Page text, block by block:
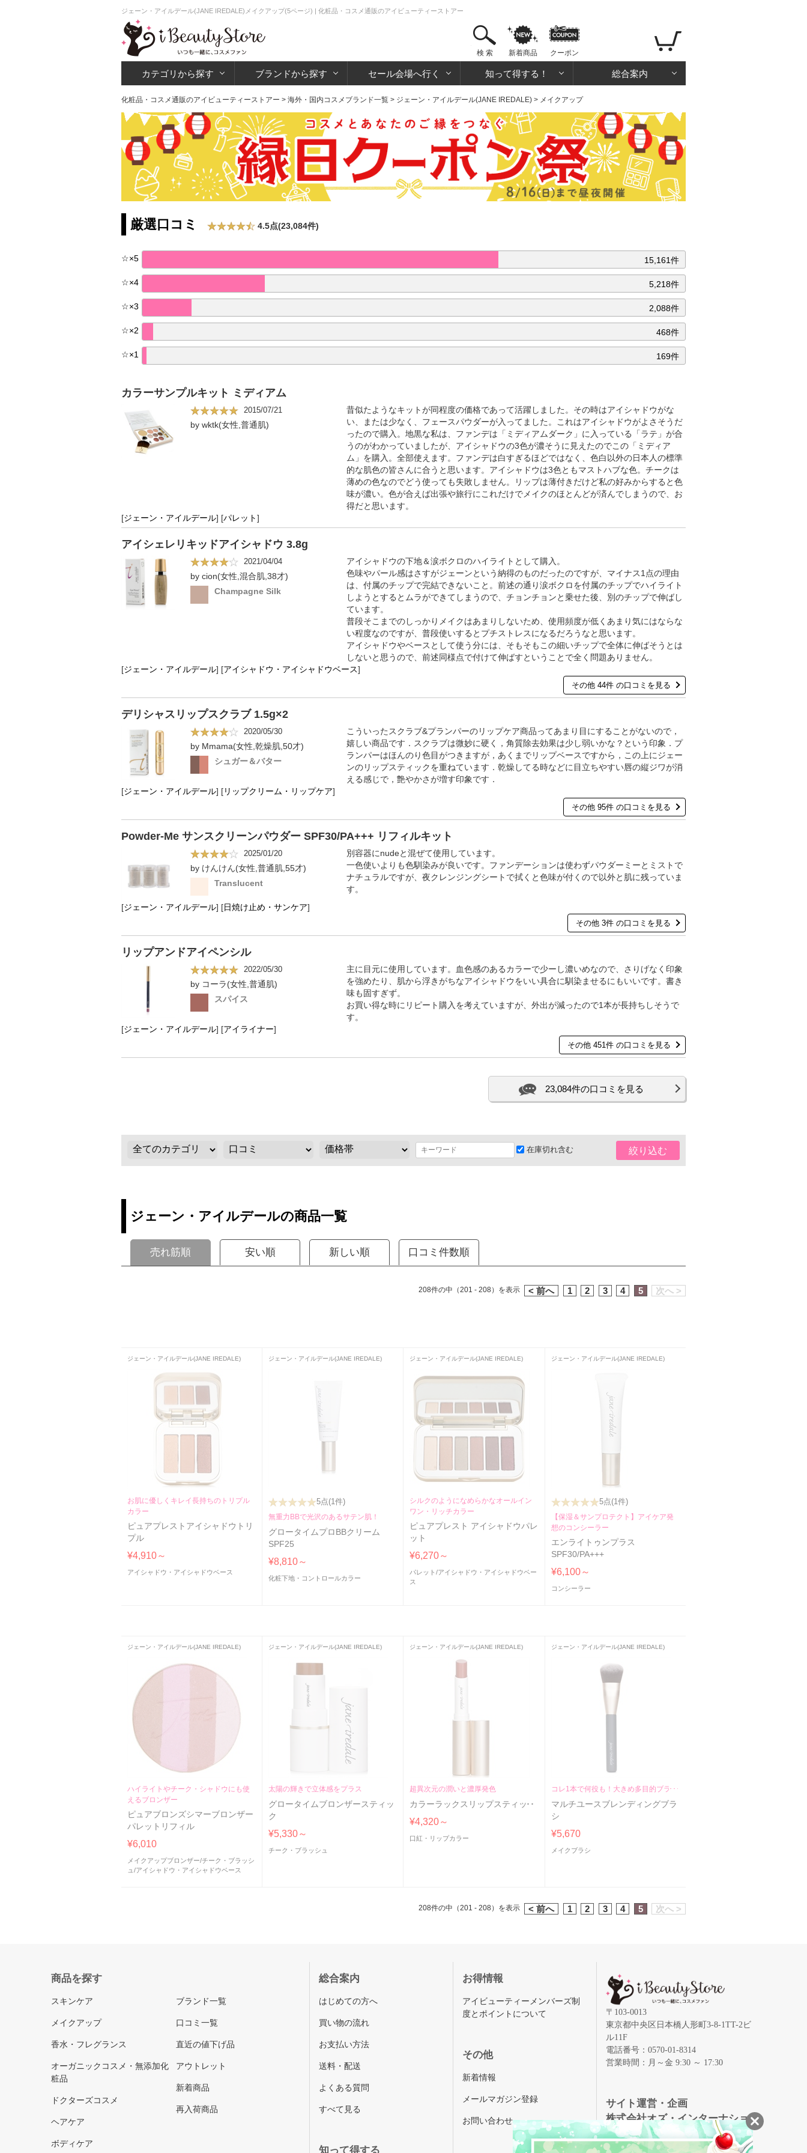
ジェーン・アイルデール(JANE IREDALE)メイクアップ(5ページ) | 化粧品・コスメ通販のアイビューティーストアー
検 索 新着商品 クーポン
カテゴリから探す ブランドから探す セール会場へ行く 知って得する！ 総合案内
化粧品・コスメ通販のアイビューティーストアー > 海外・国内コスメブランド一覧 > ジェーン・アイルデール(JANE IREDALE) > メイクアップ
厳選口コミ 4.5点(23,084件)
☆×5 15,161件
☆×4 5,218件
☆×3 2,088件
☆×2 468件
☆×1 169件
カラーサンプルキット ミディアム
2015/07/21
by wktk(女性,普通肌)
昔似たようなキットが同程度の価格であって活躍しました。その時はアイシャドウがな
い、または少なく、フェースパウダーが入ってました。これはアイシャドウがよさそうだ
ったので購入。地黒な私は、ファンデは「ミディアムダーク」に入っている「ラテ」が合
うのがわかっていましたが、アイシャドウの3色が濃そうに見えたのでこの「ミディア
ム」を購入。全部使えます。ファンデは白すぎるほどではなく、色白以外の日本人の標準
的な肌色の皆さんに合うと思います。アイシャドウは3色ともマストハブな色。チークは
薄めの色なのでどう使っても失敗しません。リップは薄付きだけど私の好みからすると色
味が濃い。色が合えば出張や旅行にこれだけでメイクのほとんどが済んでしまうので、お
得だと思います。
[ジェーン・アイルデール] [パレット ]
アイシェレリキッドアイシャドウ 3.8g
2021/04/04
by cion(女性,混合肌,38才)
Champagne Silk
アイシャドウの下地＆涙ボクロのハイライトとして購入。
色味やパール感はさすがジェーンという納得のものだったのですが、マイナス1点の理由
は、付属のチップで完結できないこと。前述の通り涙ボクロを付属のチップでハイライト
しようとするとムラができてしまうので、チョンチョンと乗せた後、別のチップで伸ばし
ています。
普段そこまでのしっかりメイクはあまりしないため、使用頻度が低くあまり気にはならな
い程度なのですが、普段使いするとプチストレスになるだろうなと思います。
アイシャドウやベースとして使う分には、そもそもこの細いチップで全体に伸ばそうとは
しないと思うので、前述同様点で付けて伸ばすということで全く問題ありません。
[ジェーン・アイルデール] [アイシャドウ・アイシャドウベース]
その他 44件 の口コミを見る
デリシャスリップスクラブ 1.5g×2
2020/05/30
by Mmama(女性,乾燥肌,50才)
シュガー＆バター
こういったスクラブ&プランパーのリップケア商品ってあまり目にすることがないので，
嬉しい商品です．スクラブは微妙に硬く，角質除去効果は少し弱いかな？という印象．プ
ランパーはほんのり色目がつきますが，あくまでリップベースですから，この上にジェー
ンのリップスティックを重ねています．乾燥してる時などに目立ちやすい唇の縦ジワが消
える感じで，艶やかさが増す印象です．
[ジェーン・アイルデール] [ リップクリーム・リップケア]
その他 95件 の口コミを見る
Powder-Me サンスクリーンパウダー SPF30/PA+++ リフィルキット
2025/01/20
by けんけん(女性,普通肌,55才)
Translucent
別容器にnudeと混ぜて使用しています。
一色使いよりも色馴染みが良いです。ファンデーションは使わずパウダーミーとミストで
ナチュラルですが、夜クレンジングシートで拭くと色味が付くので以外と肌に残っていま
す。
[ジェーン・アイルデール] [ 日焼け止め・サンケア]
その他 3件 の口コミを見る
リップアンドアイペンシル
2022/05/30
by コーラ(女性,普通肌)
スパイス
主に目元に使用しています。血色感のあるカラーで少ーし濃いめなので、さりげなく印象
を強めたり、肌から浮きがちなアイシャドウをいい具合に馴染ませるにもいいです。書き
味も固すぎず。
お買い得な時にリピート購入を考えていますが、外出が減ったので1本が長持ちしそうで
す。
[ジェーン・アイルデール] [アイライナー]
その他 451件 の口コミを見る
23,084件の口コミを見る
在庫切れ含む 絞り込む
ジェーン・アイルデールの商品一覧
売れ筋順 安い順 新しい順 口コミ件数順
< 前へ 1 2 3 4 5 次へ >
208件の中（201 - 208）を表示
ジェーン・アイルデール(JANE IREDALE)
お肌に優しくキレイ長持ちのトリプル
カラー
ピュアプレストアイシャドウトリ
プル
¥4,910～
アイシャドウ・アイシャドウベース
ジェーン・アイルデール(JANE IREDALE)
5点(1件)
無重力BBで光沢のあるサテン肌！
グロータイムプロBBクリーム
SPF25
¥8,810～
化粧下地・コントロールカラー
ジェーン・アイルデール(JANE IREDALE)
シルクのようになめらかなオールイン
ワン・リッチカラー
ピュアプレスト アイシャドウパレ
ット
¥6,270～
パレット/アイシャドウ・アイシャドウベー
ス
ジェーン・アイルデール(JANE IREDALE)
5点(1件)
【保湿＆サンプロテクト】アイケア発
想のコンシーラー
エンライトゥンプラス
SPF30/PA+++
¥6,100～
コンシーラー
ジェーン・アイルデール(JANE IREDALE)
ハイライトやチーク・シャドウにも使
えるブロンザー
ピュアブロンズシマーブロンザー
パレットリフィル
¥6,010
メイクアップブロンザー/チーク・ブラッシ
ュ /アイシャドウ・アイシャドウベース
ジェーン・アイルデール(JANE IREDALE)
太陽の輝きで立体感をプラス
グロータイムブロンザースティッ
ク
¥5,330～
チーク・ブラッシュ
ジェーン・アイルデール(JANE IREDALE)
超異次元の潤いと濃厚発色
カラーラックスリップスティック
¥4,320～
口紅・リップカラー
ジェーン・アイルデール(JANE IREDALE)
コレ1本で何役も！大きめ多目的ブラシ
マルチユースブレンディングブラ
シ
¥5,670
メイクブラシ
< 前へ 1 2 3 4 5 次へ >
208件の中（201 - 208）を表示
商品を探す
スキンケア
メイクアップ
香水・フレグランス
オーガニックコスメ・無添加化
粧品
ドクターズコスメ
ヘアケア
ボディケア
ブランド一覧
口コミ一覧
直近の値下げ品
アウトレット
新着商品
再入荷商品
総合案内
はじめての方へ
買い物の流れ
お支払い方法
送料・配送
よくある質問
すべて見る
知って得する
お得情報
アイビューティーメンバーズ制
度とポイントについて
その他
新着情報
メールマガジン登録
お問い合わせ
〒103-0013
東京都中央区日本橋人形町3-8-1TT-2ビ
ル11F
電話番号：0570-01-8314
営業時間：月～金 9:30 ～ 17:30
サイト運営・企画
株式会社オズ・インターナショ
ナル